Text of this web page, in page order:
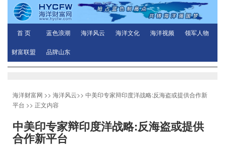
首 页 蓝色浪潮 海洋风云 海洋文化 海洋视频 领军人物
财富联盟 品牌山东
海洋财富网 >> 海洋风云>> 中美印专家辩印度洋战略:反海盗或提供合作新
平台 >> 正文内容
中美印专家辩印度洋战略:反海盗或提供
合作新平台